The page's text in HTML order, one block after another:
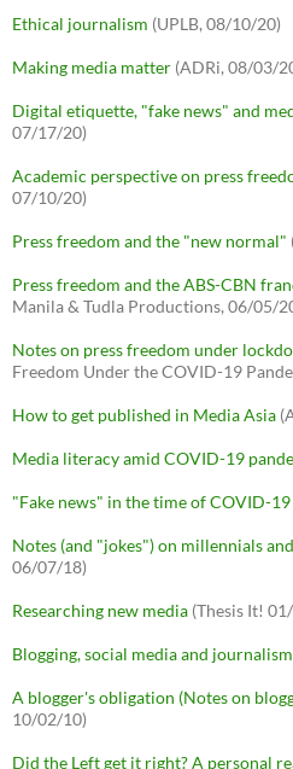
Ethical journalism (UPLB, 08/10/20)
Making media matter (ADRi, 08/03/
Digital etiquette, "fake news" and
07/17/20)
Academic perspective on press
07/10/20)
Press freedom and the "new normal"
Press freedom and the ABS-CBN
Manila & Tudla Productions, 06/05/
Notes on press freedom under
Freedom Under the COVID-19
How to get published in Media Asia
Media literacy amid COVID-19
"Fake news" in the time of COVID-19
Notes (and "jokes") on millennials
06/07/18)
Researching new media (Thesis It!
Blogging, social media and journalism
A blogger's obligation (Notes on
10/02/10)
Did the Left get it right? A personal